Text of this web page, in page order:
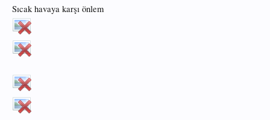
Sıcak havaya karşı önlem